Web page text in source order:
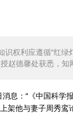
识权利应遵循“红绿
赵德馨处获悉，知
息：“《中国科学
架他与妻子周秀鸾